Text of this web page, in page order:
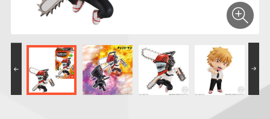
PROJECT R.E.D.・
スーパー戦隊シリー
ズ
ポケットモンスター
サンリオキャラクタ
ーズ
つりグミ SMPシリーズ キャラデコ